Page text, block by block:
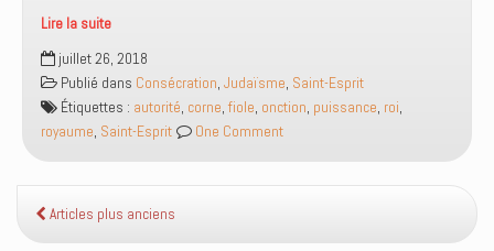
Lire la suite
Quand
fut
le
temps
d’oindre
roi,
pourquoi
juillet 26, 2018
Publié dans Consécration, Judaïsme, Saint-Esprit
Étiquettes : autorité, corne, fiole, onction, puissance, roi,
royaume, Saint-Esprit One Comment
Articles plus anciens